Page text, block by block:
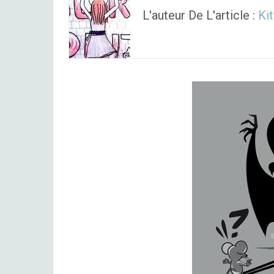
L'auteur De L'article :